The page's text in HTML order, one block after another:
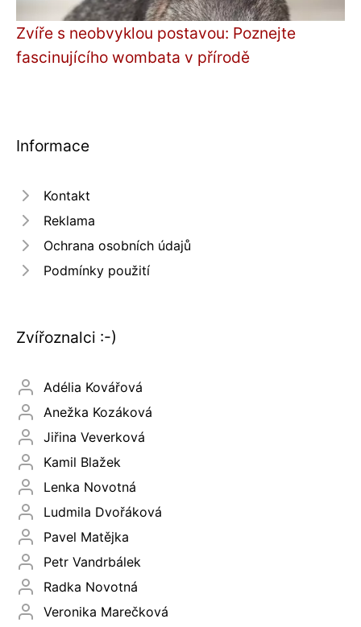
Zvíře s neobvyklou postavou: Poznejte
fascinujícího wombata v přírodě
Informace
Kontakt
Reklama
Ochrana osobních údajů
Podmínky použití
Zvířoznalci :-)
Adélia Kovářová
Anežka Kozáková
Jiřina Veverková
Kamil Blažek
Lenka Novotná
Ludmila Dvořáková
Pavel Matějka
Petr Vandrbálek
Radka Novotná
Veronika Marečková